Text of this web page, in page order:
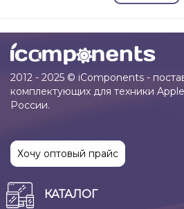
2012 - 2025 © iComponents -
комплектующих для техники
России.
Хочу оптовый прайс
КАТАЛОГ